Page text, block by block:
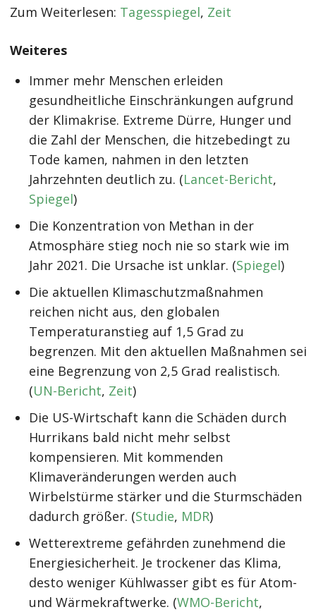
Zum Weiterlesen: Tagesspiegel, Zeit
Weiteres
Immer mehr Menschen erleiden
gesundheitliche Einschränkungen aufgrund
der Klimakrise. Extreme Dürre, Hunger und
die Zahl der Menschen, die hitzebedingt zu
Tode kamen, nahmen in den letzten
Jahrzehnten deutlich zu. (Lancet-Bericht,
Spiegel)
Die Konzentration von Methan in der
Atmosphäre stieg noch nie so stark wie im
Jahr 2021. Die Ursache ist unklar. (Spiegel)
Die aktuellen Klimaschutzmaßnahmen
reichen nicht aus, den globalen
Temperaturanstieg auf 1,5 Grad zu
begrenzen. Mit den aktuellen Maßnahmen sei
eine Begrenzung von 2,5 Grad realistisch.
(UN-Bericht, Zeit)
Die US-Wirtschaft kann die Schäden durch
Hurrikans bald nicht mehr selbst
kompensieren. Mit kommenden
Klimaveränderungen werden auch
Wirbelstürme stärker und die Sturmschäden
dadurch größer. (Studie, MDR)
Wetterextreme gefährden zunehmend die
Energiesicherheit. Je trockener das Klima,
desto weniger Kühlwasser gibt es für Atom-
und Wärmekraftwerke. (WMO-Bericht,